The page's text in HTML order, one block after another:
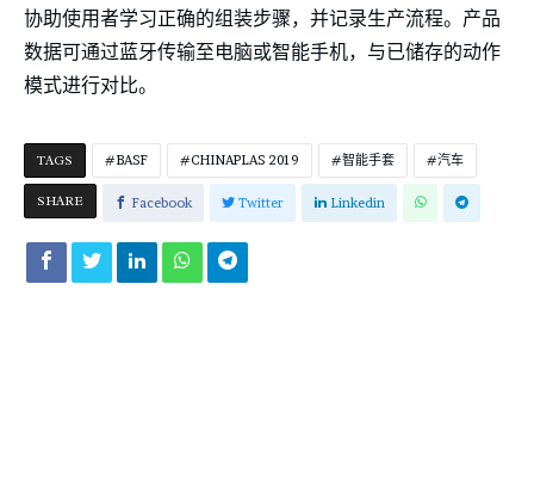
协助使用者学习正确的组装步骤，并记录生产流程。产品
数据可通过蓝牙传输至电脑或智能手机，与已储存的动作
模式进行对比。
TAGS BASF CHINAPLAS 2019 智能手套 汽车
SHARE Facebook Twitter Linkedin